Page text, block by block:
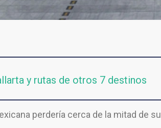
y rutas de otros 7 destinos
perdería cerca de la mitad de su